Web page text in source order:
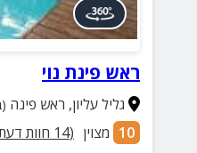
ראש פינת נוי
גליל עליון, ראש פינה
10 מצוין (
14 חוות